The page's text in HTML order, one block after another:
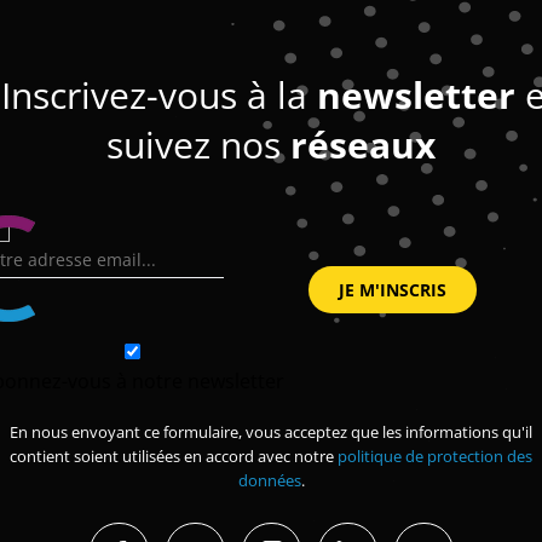
Inscrivez-vous à la newsletter
suivez nosréseaux
En nous envoyant ce formulaire, vous acceptez que les informations qu'il
contient soient utilisées en accord avec notre politique de protection des
données.